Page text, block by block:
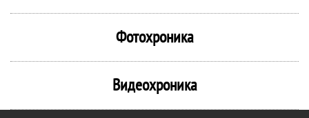
Фотохроника
Видеохроника